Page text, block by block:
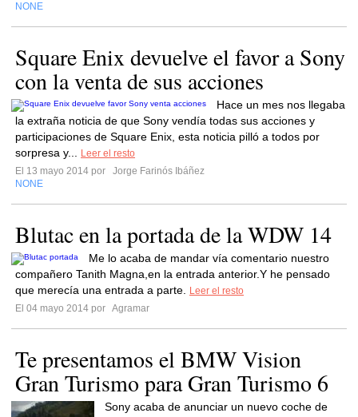
NONE
Square Enix devuelve el favor a Sony
con la venta de sus acciones
Hace un mes nos llegaba
la extraña noticia de que Sony vendía todas sus acciones y
participaciones de Square Enix, esta noticia pilló a todos por
sorpresa y...
Leer el resto
El 13 mayo 2014 por
Jorge Farinós Ibáñez
NONE
Blutac en la portada de la WDW 14
Me lo acaba de mandar vía comentario nuestro
compañero Tanith Magna,en la entrada anterior.Y he pensado
que merecía una entrada a parte.
Leer el resto
El 04 mayo 2014 por Agramar
Te presentamos el BMW Vision
Gran Turismo para Gran Turismo 6
Sony acaba de anunciar un nuevo coche de